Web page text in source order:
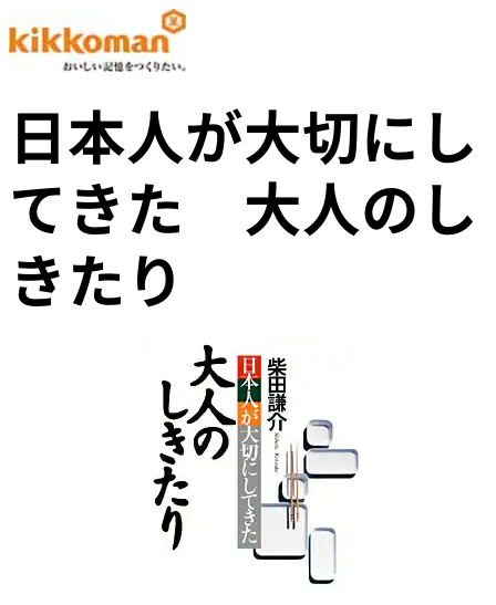
日本人が大切にし
てきた 大人のし
きたり